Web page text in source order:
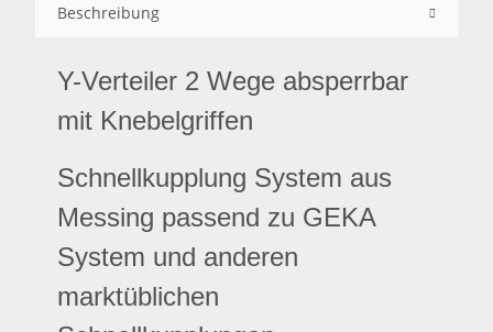
Beschreibung
Y-Verteiler 2 Wege absperrbar
mit Knebelgriffen
Schnellkupplung System aus
Messing passend zu GEKA
System und anderen
marktüblichen